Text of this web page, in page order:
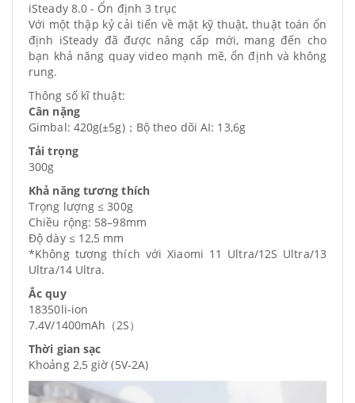
iSteady 8.0 - Ổn định 3 trục
Với một thập kỷ cải tiến về mặt kỹ thuật, thuật toán ổn
định iSteady đã được nâng cấp mới, mang đến cho
bạn khả năng quay video mạnh mẽ, ổn định và không
rung.
Thông số kĩ thuật:
Cân nặng
Gimbal: 420g(±5g)；Bộ theo dõi AI: 13,6g
Tải trọng
300g
Khả năng tương thích
Trọng lượng ≤ 300g
Chiều rộng: 58–98mm
Độ dày ≤ 12,5 mm
*Không tương thích với Xiaomi 11 Ultra/12S Ultra/13
Ultra/14 Ultra.
Ắc quy
18350li-ion
7.4V/1400mAh（2S）
Thời gian sạc
Khoảng 2,5 giờ (5V-2A)